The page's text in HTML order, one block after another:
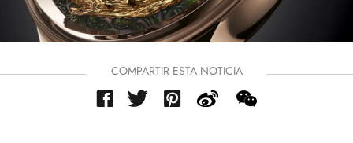
COMPARTIR ESTA NOTICIA